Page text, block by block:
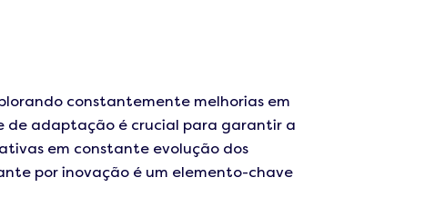
constantemente melhorias em
de adaptação é crucial para garantir a
em constante evolução dos
por inovação é um elemento-chave